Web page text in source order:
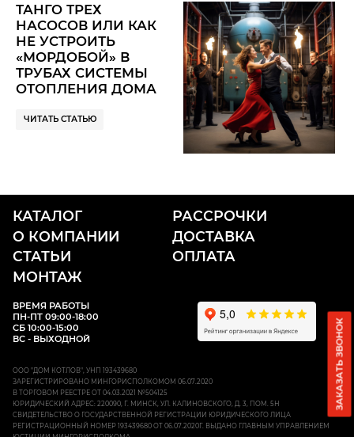
ТАНГО ТРЕХ
НАСОСОВ ИЛИ КАК
НЕ УСТРОИТЬ
«МОРДОБОЙ» В
ТРУБАХ СИСТЕМЫ
ОТОПЛЕНИЯ ДОМА
ЧИТАТЬ СТАТЬЮ
КАТАЛОГ
РАССРОЧКИ
О КОМПАНИИ
ДОСТАВКА
СТАТЬИ
ОПЛАТА
МОНТАЖ
ВРЕМЯ РАБОТЫ
ПН-ПТ 09:00-18:00
СБ 10:00-15:00
ВС - ВЫХОДНОЙ
ООО "ДОМ КОТЛОВ", УНП 193439680
ЗАРЕГИСТРИРОВАНО МИНГОРИСПОЛКОМОМ 06.07.2020
В ТОРГОВОМ РЕЕСТРЕ ОТ 04.03.2021 №504125
ЮРИДИЧЕСКИЙ АДРЕС: 220090, Г. МИНСК, УЛ. КАЛИНОВСКОГО, Д. 3, ПОМ. 5Н
СВИДЕТЕЛЬСТВО О ГОСУДАРСТВЕННОЙ РЕГИСТРАЦИИ ЮРИДИЧЕСКОГО ЛИЦА
РЕГИСТРАЦИОННЫЙ НОМЕР 193439680 ОТ 06.07.2020Г. ВЫДАНО ГЛАВНЫМ УПРАВЛЕНИЕМ
ЗАКАЗАТЬ ЗВОНОК